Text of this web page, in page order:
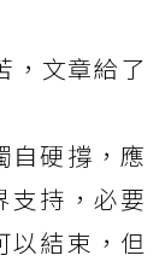
，文章給了
自硬撐，應
支持，必要
以結束，但